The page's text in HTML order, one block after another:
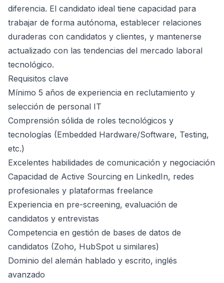
diferencia. El candidato ideal tiene capacidad para
trabajar de forma autónoma, establecer relaciones
duraderas con candidatos y clientes, y mantenerse
actualizado con las tendencias del mercado laboral
tecnológico.
Requisitos clave
Mínimo 5 años de experiencia en reclutamiento y
selección de personal IT
Comprensión sólida de roles tecnológicos y
tecnologías (Embedded Hardware/Software, Testing,
etc.)
Excelentes habilidades de comunicación y negociación
Capacidad de Active Sourcing en LinkedIn, redes
profesionales y plataformas freelance
Experiencia en pre-screening, evaluación de
candidatos y entrevistas
Competencia en gestión de bases de datos de
candidatos (Zoho, HubSpot u similares)
Dominio del alemán hablado y escrito, inglés
avanzado